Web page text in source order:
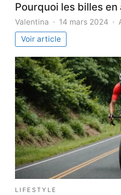
Pourquoi les billes
Valentina 14 mars 2024
Voir article
LIFESTYLE